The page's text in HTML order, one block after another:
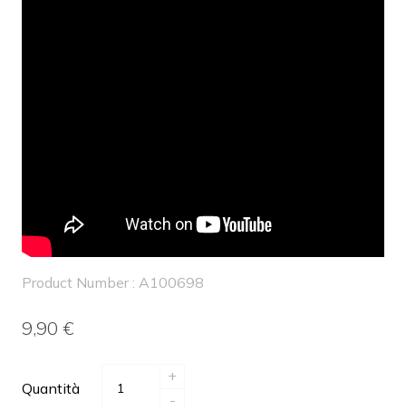
Product Number : A100698
9,90 €
Quantità
+
-